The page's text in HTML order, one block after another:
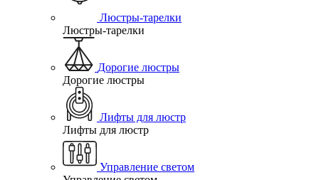
Люстры-тарелки
Люстры-тарелки
Дорогие люстры
Дорогие люстры
Лифты для люстр
Лифты для люстр
Управление светом